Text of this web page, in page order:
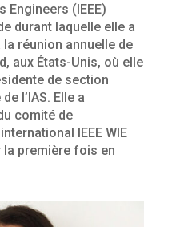
Engineers (IEEE)
durant laquelle elle a
réunion annuelle de
aux États-Unis, où elle
de section
l’IAS. Elle a
comité de
IEEE WIE
la première fois en